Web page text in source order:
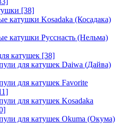
[38]
катушки Kosadaka (Косадака)
катушки Русснасть (Нельма)
катушек [38]
для катушек Daiwa (Дайва)
для катушек Favorite
для катушек Kosadaka
для катушек Okuma (Окума)